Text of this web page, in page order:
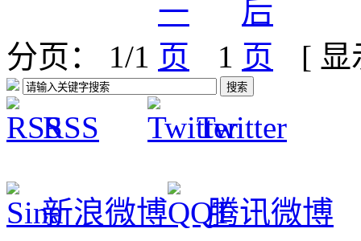
分页： 1/1 1 [
RSS Twitter
新浪微博 腾讯微博